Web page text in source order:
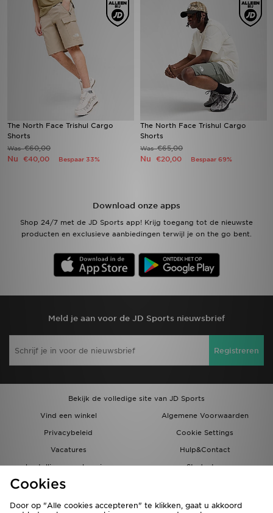
The North Face Trishul Cargo
Shorts
Was€60,00
Nu €40,00 Bespaar 33%
The North Face Trishul Cargo
Shorts
Was€65,00
Nu €20,00 Bespaar 69%
Download onze apps
Shop 24/7 met de JD Sports app! Krijg toegang tot de nieuwste
producten en exclusieve aanbiedingen terwijl je on the go bent.
Meld je aan voor de JD Sports nieuwsbrief
Registreren
Bekijk de volledige site van JD Sports
Vind een winkel
Algemene Voorwaarden
Privacybeleid
Cookie Settings
Vacatures
Hulp&Contact
bestellingen en levering
Studenten
Partnerprogramma
Bestelling Traceren
Klantenservice
Cookies
Door op "Alle cookies accepteren" te klikken, gaat u akkoord